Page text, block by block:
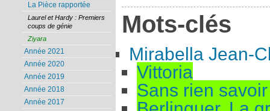
Mots-clés
Mirabella Jean-
Vittoria
Sans rien savoir
La Pièce rapportée
Laurel et Hardy : Premiers
coups de génie
Ziyara
Année 2021
Année 2020
Année 2019
Année 2018
Année 2017